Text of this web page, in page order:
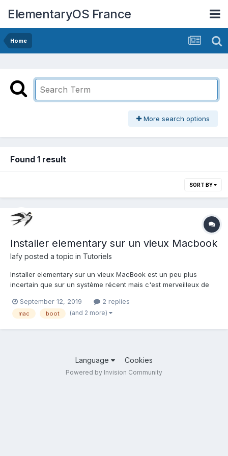
ElementaryOS France
Home
More search options
Found 1 result
SORT BY
Installer elementary sur un vieux Macbook
lafy posted a topic in Tutoriels
Installer elementary sur un vieux MacBook est un peu plus
incertain que sur un système récent mais c'est merveilleux de
regrouper ce que j'ai pu découvrir sur le sujet, les problèmes
résolus sous forme de tuto et ceux qui me restent so...
September 12, 2019 2 replies
mac boot (and 2 more)
Language Cookies
Powered by Invision Community